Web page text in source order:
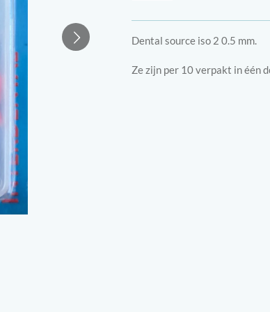
Dental source iso 2 0.5 mm.
Ze zijn per 10 verpakt in één